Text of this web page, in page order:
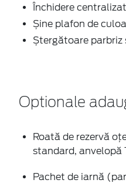
Închidere
Șine plafon de
Ștergătoare parbriz
Optionale
Roată de rezervă
standard, anvelopă
Pachet de iarnă